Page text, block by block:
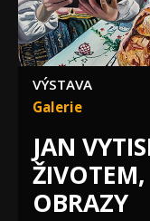
VÝSTAVA
Galerie
JAN
OBRAZY